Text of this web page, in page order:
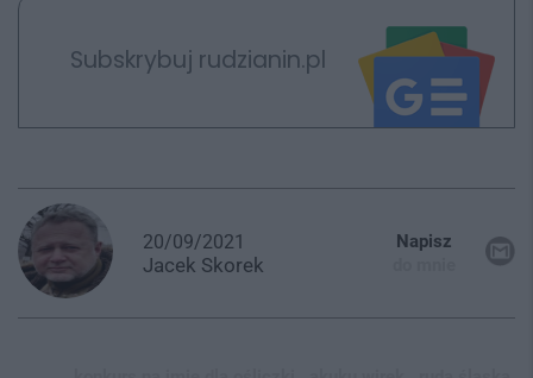
Subskrybuj rudzianin.pl
20/09/2021
Jacek Skorek
Napisz